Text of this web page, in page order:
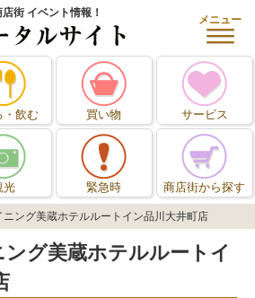
街 イベント情報！
メニュー
・飲む
買い物 サービス
光 緊急時 商店街から探す
ング美蔵ホテルルートイン品川大井町店
グ美蔵ホテルルートイ